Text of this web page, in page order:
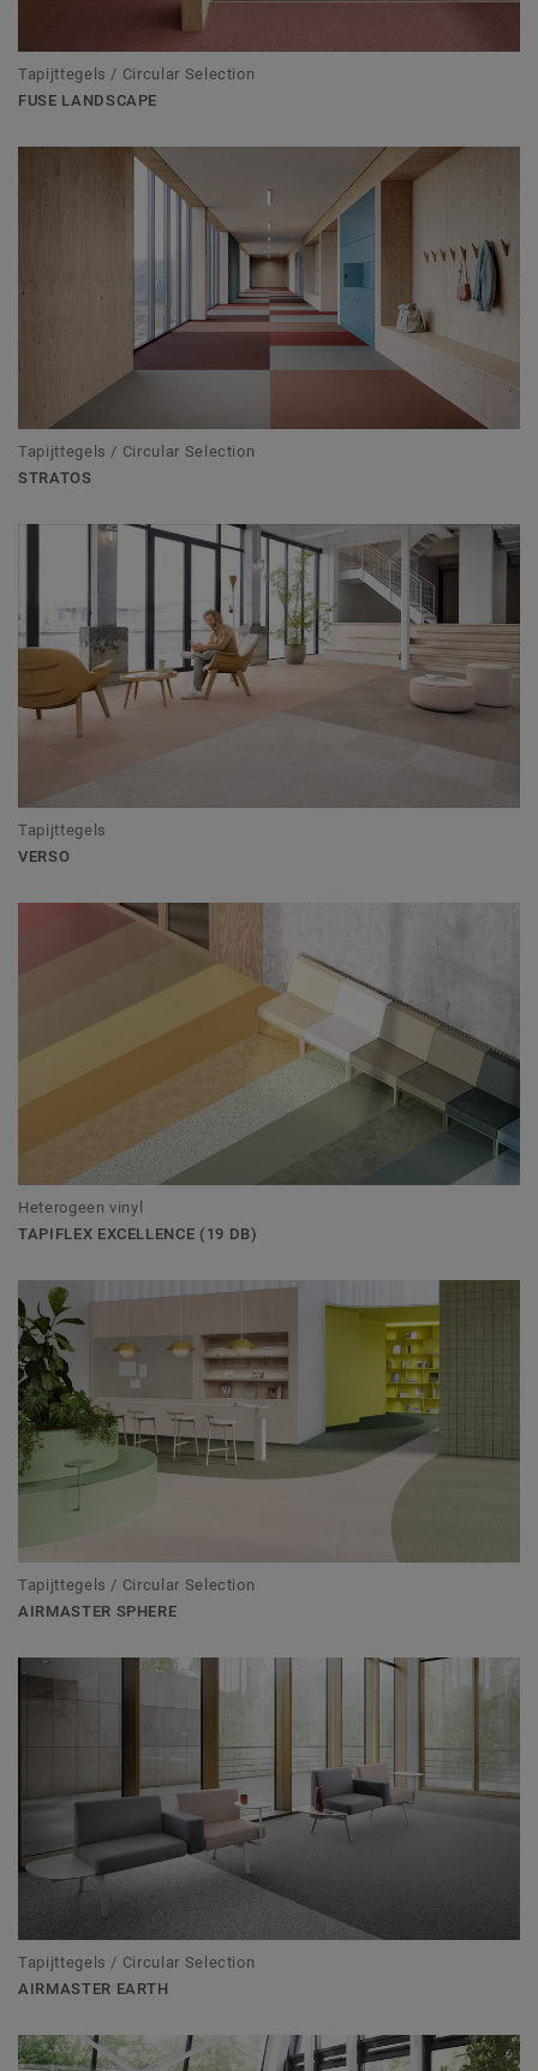
Tapijttegels / Circular Selection
FUSE LANDSCAPE
Tapijttegels / Circular Selection
STRATOS
Tapijttegels
VERSO
Heterogeen vinyl
TAPIFLEX EXCELLENCE (19 DB)
Tapijttegels / Circular Selection
AIRMASTER SPHERE
Tapijttegels / Circular Selection
AIRMASTER EARTH